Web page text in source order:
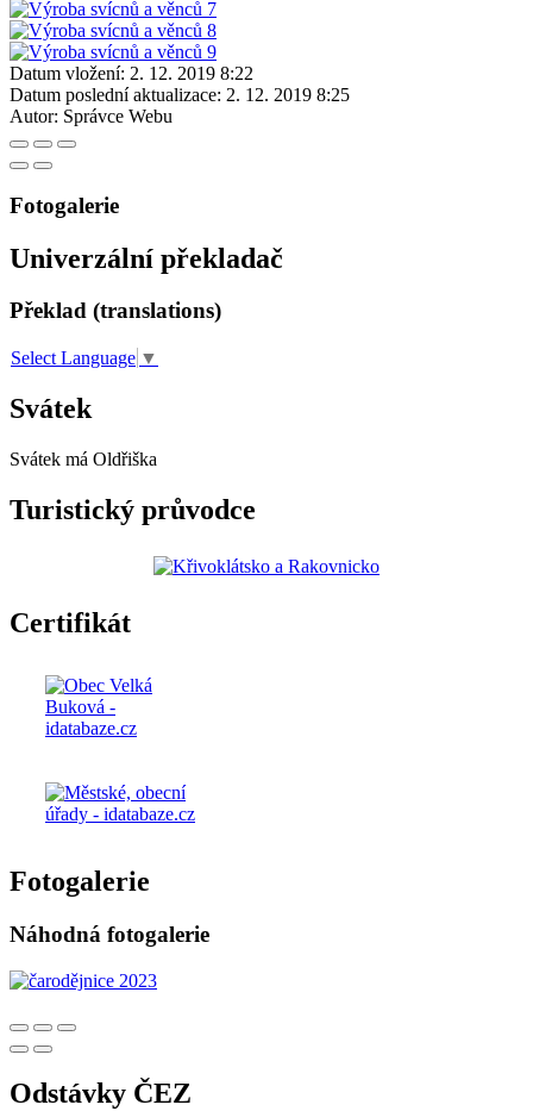
Datum vložení: 2. 12. 2019 8:22
Datum poslední aktualizace: 2. 12. 2019 8:25
Autor: Správce Webu
Fotogalerie
Univerzální překladač
Překlad (translations)
Select Language ▼
Svátek
Svátek má Oldřiška
Turistický průvodce
Certifikát
Fotogalerie
Náhodná fotogalerie
Odstávky ČEZ